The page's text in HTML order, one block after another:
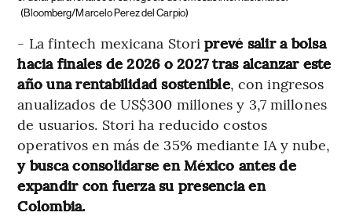
(Bloomberg/Marcelo Perez del Carpio)
- La fintech mexicana Storiprevé salir a bolsa
hacia finales de 2026 o 2027 tras alcanzar este
año una rentabilidad sostenible, con ingresos
anualizados de US$300 millones y 3,7 millones
de usuarios. Stori ha reducido costos
operativos en más de 35% mediante IA y nube,
y busca consolidarse en México antes de
expandir con fuerza su presencia en
Colombia.